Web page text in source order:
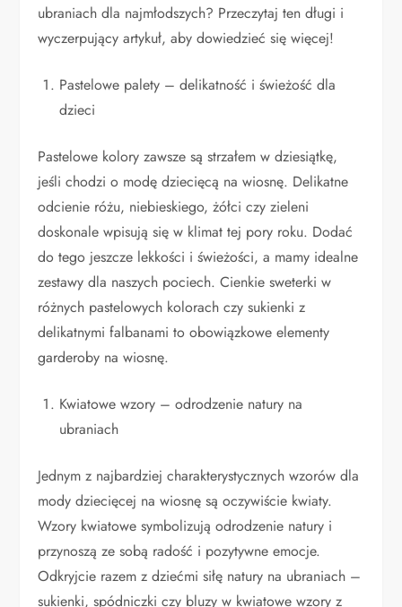
ubraniach dla najmłodszych? Przeczytaj ten długi i
wyczerpujący artykuł, aby dowiedzieć się więcej!
Pastelowe palety – delikatność i świeżość dla
dzieci
Pastelowe kolory zawsze są strzałem w dziesiątkę,
jeśli chodzi o modę dziecięcą na wiosnę. Delikatne
odcienie różu, niebieskiego, żółci czy zieleni
doskonale wpisują się w klimat tej pory roku. Dodać
do tego jeszcze lekkości i świeżości, a mamy idealne
zestawy dla naszych pociech. Cienkie sweterki w
różnych pastelowych kolorach czy sukienki z
delikatnymi falbanami to obowiązkowe elementy
garderoby na wiosnę.
Kwiatowe wzory – odrodzenie natury na
ubraniach
Jednym z najbardziej charakterystycznych wzorów dla
mody dziecięcej na wiosnę są oczywiście kwiaty.
Wzory kwiatowe symbolizują odrodzenie natury i
przynoszą ze sobą radość i pozytywne emocje.
Odkryjcie razem z dziećmi siłę natury na ubraniach –
sukienki, spódniczki czy bluzy w kwiatowe wzory z